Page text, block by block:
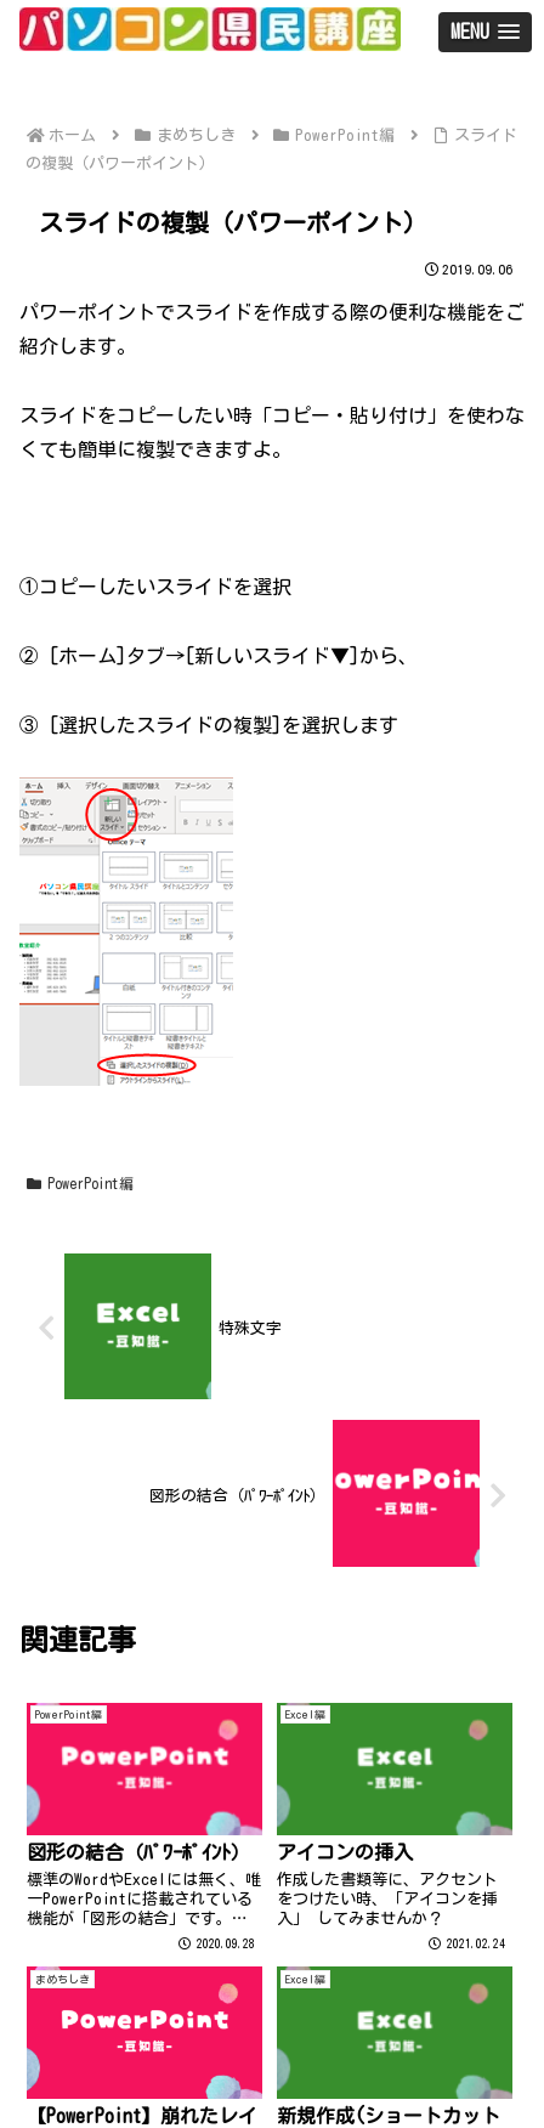
MENU
ホーム まめちしき PowerPoint編
スライド
の複製（パワーポイント）
スライドの複製（パワーポイント）
2019.09.06
パワーポイントでスライドを作成する際の便利な機能をご
紹介します。
スライドをコピーしたい時「コピー・貼り付け」を使わな
くても簡単に複製できますよ。
①コピーしたいスライドを選択
② [ホーム]タブ→[新しいスライド▼]から、
③ [選択したスライドの複製]を選択します
PowerPoint編
特殊文字
図形の結合（ﾊﾟﾜｰﾎﾟｲﾝﾄ）
関連記事
PowerPoint編
図形の結合（ﾊﾟﾜｰﾎﾟｲﾝﾄ）
標準のWordやExcelには無く、唯
一PowerPointに搭載されている
機能が「図形の結合」です。図
形のグループ化では実現できな
で、図形好きの方、ぜひ一度お
試しあれ～。 図形の結合は「描
画ツール」－「書式」の中...
2020.09.28
Excel編
アイコンの挿入
作成した書類等に、アクセント
をつけたい時、「アイコンを挿
入」 してみませんか？
2021.02.24
まめちしき
【PowerPoint】崩れたレイ
Excel編
新規作成(ショートカット